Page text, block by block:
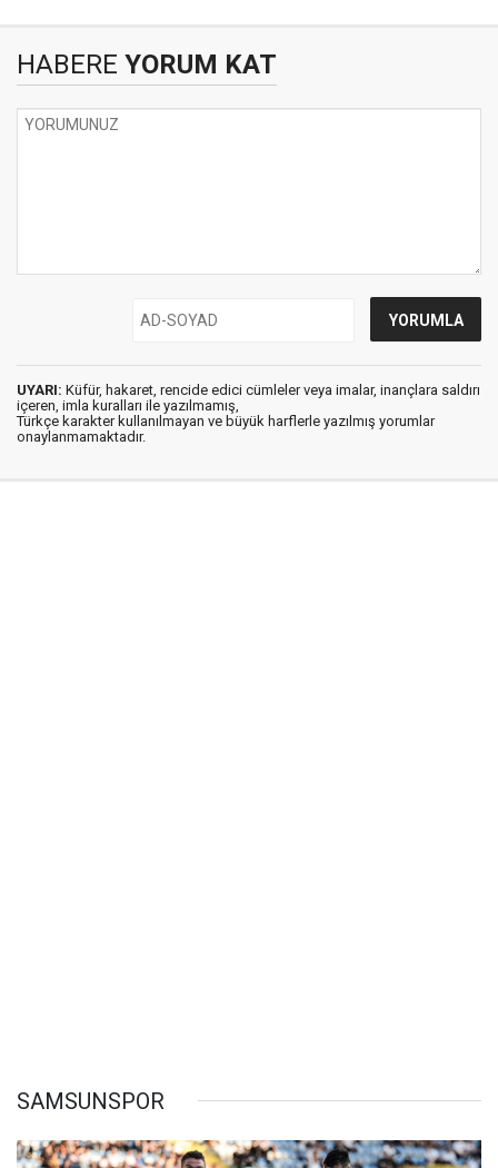
HABERE YORUM KAT
UYARI: Küfür, hakaret, rencide edici cümleler veya imalar, inançlara saldırı
içeren, imla kuralları ile yazılmamış,
Türkçe karakter kullanılmayan ve büyük harflerle yazılmış yorumlar
onaylanmamaktadır.
SAMSUNSPOR